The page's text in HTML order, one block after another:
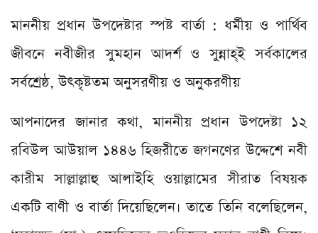
মাননীয় প্রধান উপদেষ্টার স্পষ্ট বার্তা : ধর্মীয় ও পার্থিব
জীবনে নবীজীর সুমহান আদর্শ ও সুন্নাহ্ই সর্বকালের
সর্বশ্রেষ্ঠ, উৎকৃষ্টতম অনুসরণীয় ও অনুকরণীয়
আপনাদের জানার কথা, মাননীয় প্রধান উপদেষ্টা ১২
রবিউল আউয়াল ১৪৪৬ হিজরীতে জগনণের উদ্দেশে নবী
কারীম সাল্লাল্লাহু আলাইহি ওয়াল্লামের সীরাত বিষয়ক
একটি বাণী ও বার্তা দিয়েছিলেন। তাতে তিনি বলেছিলেন,